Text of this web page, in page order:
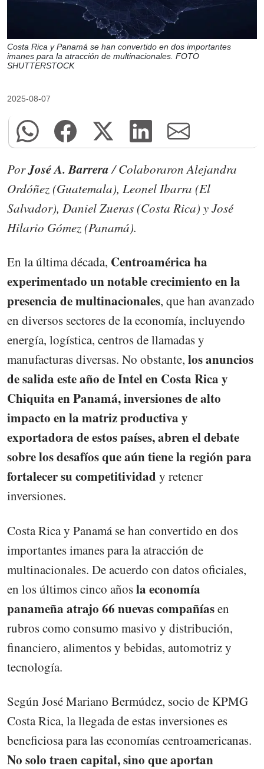
Costa Rica y Panamá se han convertido en dos importantes
imanes para la atracción de multinacionales. FOTO
SHUTTERSTOCK
2025-08-07
PorJosé A. Barrera/ Colaboraron Alejandra
Ordóñez (Guatemala), Leonel Ibarra (El
Salvador), Daniel Zueras (Costa Rica) y José
Hilario Gómez (Panamá).
En la última década, Centroamérica ha
experimentado un notable crecimiento en la
presencia de multinacionales, que han avanzado
en diversos sectores de la economía, incluyendo
energía, logística, centros de llamadas y
manufacturas diversas. No obstante, los anuncios
de salida este año de Intel en Costa Rica y
Chiquita en Panamá, inversiones de alto
impacto en la matriz productiva y
exportadora de estos países, abren el debate
sobre los desafíos que aún tiene la región para
fortalecer su competitividad y retener
inversiones.
Costa Rica y Panamá se han convertido en dos
importantes imanes para la atracción de
multinacionales. De acuerdo con datos oficiales,
en los últimos cinco añosla economía
panameña atrajo 66 nuevas compañíasen
rubros como consumo masivo y distribución,
financiero, alimentos y bebidas, automotriz y
tecnología.
Según José Mariano Bermúdez, socio de KPMG
Costa Rica, la llegada de estas inversiones es
beneficiosa para las economías centroamericanas.
No solo traen capital, sino que aportan